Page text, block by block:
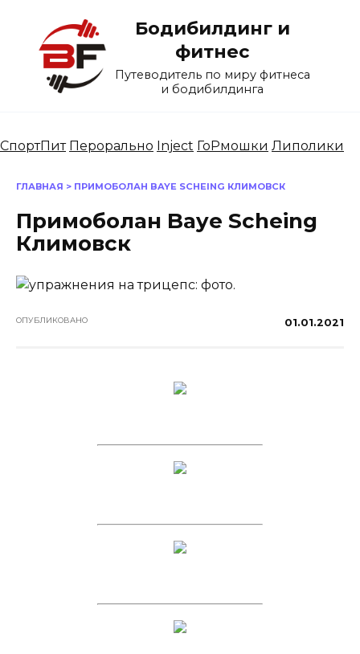
содержанию
Бодибилдинг и
фитнес
Путеводитель по миру фитнеса
и бодибилдинга
СпортПит Перорально Inject ГоРмошки Липолики
ГЛАВНАЯ > ПРИМОБОЛАН BAYE SCHEING КЛИМОВСК
Примоболан Baye Scheing
Климовск
ОПУБЛИКОВАНО 01.01.2021